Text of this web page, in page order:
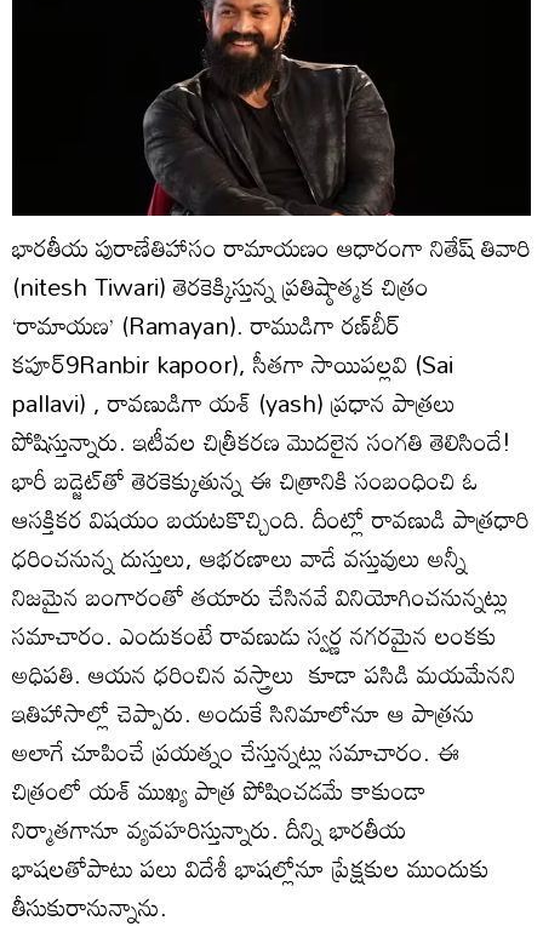
భారతీయ పురాణేతిహాసం రామాయణం ఆధారంగా నితేష్‌ తివారి
(nitesh Tiwari) తెరకెక్కిస్తున్న ప్రతిష్ఠాత్మక చిత్రం
‘రామాయణ’ (Ramayan). రాముడిగా రణ్‌బీర్‌
కపూర్‌9Ranbir kapoor), సీతగా సాయిపల్లవి (Sai
pallavi) , రావణుడిగా యశ్‌ (yash) ప్రధాన పాత్రలు
పోషిస్తున్నారు. ఇటీవల చిత్రీకరణ మొదలైన సంగతి తెలిసిందే!
భారీ బడ్జెట్‌తో తెరకెక్కుతున్న ఈ చిత్రానికి సంబంధించి ఓ
ఆసక్తికర విషయం బయటకొచ్చింది. దీంట్లో రావణుడి పాత్రధారి
ధరించనున్న దుస్తులు, ఆభరణాలు వాడే వస్తువులు అన్నీ
నిజమైన బంగారంతో తయారు చేసినవే వినియోగించనున్నట్లు
సమాచారం. ఎందుకంటే రావణుడు స్వర్ణ నగరమైన లంకకు
అధిపతి. ఆయన ధరించిన వస్త్రాలు కూడా పసిడి మయమేనని
ఇతిహాసాల్లో చెప్పారు. అందుకే సినిమాలోనూ ఆ పాత్రను
అలాగే చూపించే ప్రయత్నం చేస్తున్నట్లు సమాచారం. ఈ
చిత్రంలో యశ్‌ ముఖ్య పాత్ర పోషించడమే కాకుండా
నిర్మాతగానూ వ్యవహరిస్తున్నారు. దీన్ని భారతీయ
భాషలతోపాటు పలు విదేశీ భాషల్లోనూ ప్రేక్షకుల ముందుకు
తీసుకురానున్నాను.